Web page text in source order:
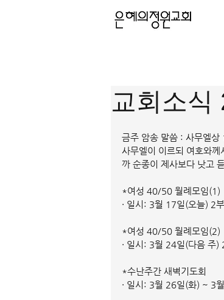
교회소식
금주 암송 말씀 : 사무엘
사무엘이 이르되 여호와께
까 순종이 제사보다 낫고
*여성 40/50 월례모임(1)
· 일시: 3월 17일(오늘) 2
*여성 40/50 월례모임(2)
· 일시: 3월 24일(다음 주)
*수난주간 새벽기도회
· 일시: 3월 26일(화) ~ 3